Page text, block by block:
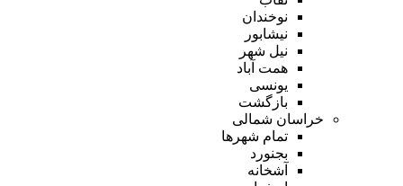
نوخندان
نیشابور
نیل شهر
همت آباد
یونسی
بازگشت
خراسان شمالی
تمام شهر‌ها
بجنورد
آشخانه